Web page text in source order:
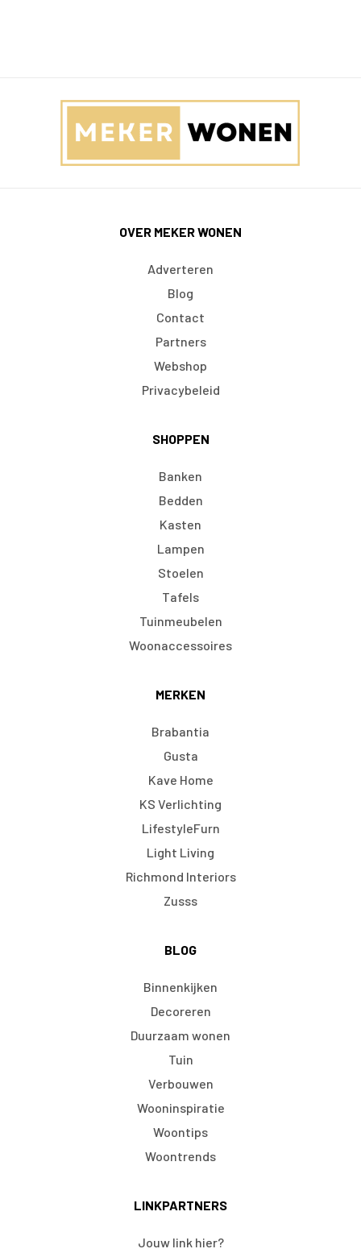
OVER MEKER WONEN
Adverteren
Blog
Contact
Partners
Webshop
Privacybeleid
SHOPPEN
Banken
Bedden
Kasten
Lampen
Stoelen
Tafels
Tuinmeubelen
Woonaccessoires
MERKEN
Brabantia
Gusta
Kave Home
KS Verlichting
LifestyleFurn
Light Living
Richmond Interiors
Zusss
BLOG
Binnenkijken
Decoreren
Duurzaam wonen
Tuin
Verbouwen
Wooninspiratie
Woontips
Woontrends
LINKPARTNERS
Jouw link hier?